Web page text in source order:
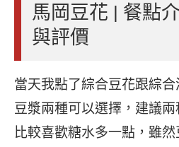
馬岡豆花 | 餐點
與評價
當天我點了綜合豆花跟綜
豆漿兩種可以選擇，建議
比較喜歡糖水多一點，雖然